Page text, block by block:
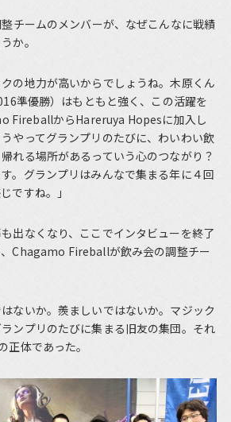
整チームのメンバーが、なぜこんなに戦績
か。
クの地力が高いからでしょうね。木原くん
準優勝）はもともと強く、この活躍を
FireballからHareruya Hopesに加入し
やってグランプリのたびに、わいわい飲
れる場所があるっていう心のつながり？
。グランプリはみんなで集まる年に４回
ですね。」
出なくなり、ここでインタビューを終了
、Chagamo Fireballが飲み会の調整チー
ないか。羨ましいではないか。マジック
ンプリのたびに集まる旧友の集団。それ
体であった。